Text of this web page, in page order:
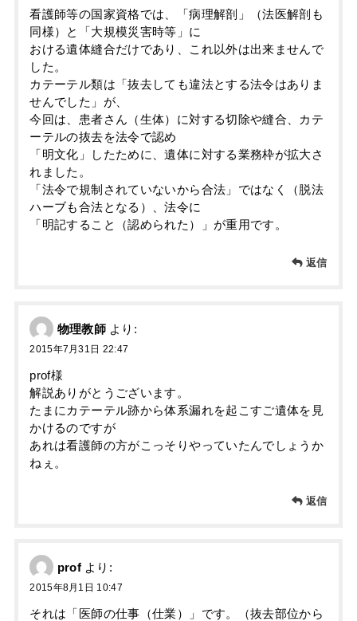
看護師等の国家資格では、「病理解剖」（法医解剖も
同様）と「大規模災害時等」に
おける遺体縫合だけであり、これ以外は出来ませんで
した。
カテーテル類は「抜去しても違法とする法令はありま
せんでした」が、
今回は、患者さん（生体）に対する切除や縫合、カテ
ーテルの抜去を法令で認め
「明文化」したために、遺体に対する業務枠が拡大さ
れました。
「法令で規制されていないから合法」ではなく（脱法
ハーブも合法となる）、法令に
「明記すること（認められた）」が重用です。
返信
物理教師 より:
2015年7月31日 22:47
prof様
解説ありがとうございます。
たまにカテーテル跡から体系漏れを起こすご遺体を見
かけるのですが
あれは看護師の方がこっそりやっていたんでしょうか
ねぇ。
返信
prof より:
2015年8月1日 10:47
それは「医師の仕事（仕業）」です。（抜去部位から